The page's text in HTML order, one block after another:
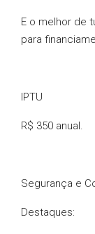
E o melhor de
para
IPTU
R$ 350 anual.
Segurança e
Destaques: